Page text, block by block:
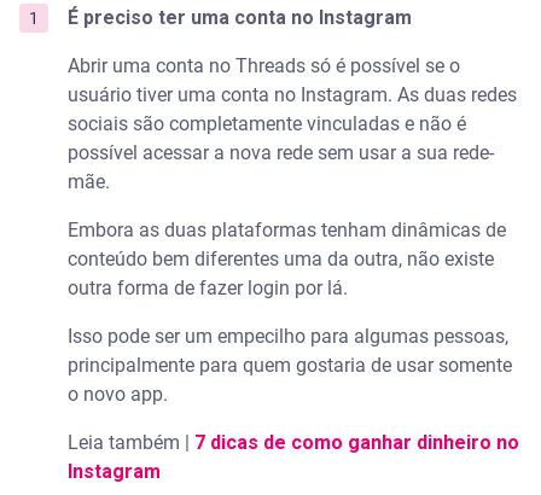
É preciso ter uma conta no Instagram
Abrir uma conta no Threads só é possível se o
usuário tiver uma conta no Instagram. As duas redes
sociais são completamente vinculadas e não é
possível acessar a nova rede sem usar a sua rede-
mãe.
Embora as duas plataformas tenham dinâmicas de
conteúdo bem diferentes uma da outra, não existe
outra forma de fazer login por lá.
Isso pode ser um empecilho para algumas pessoas,
principalmente para quem gostaria de usar somente
o novo app.
Leia também | 7 dicas de como ganhar dinheiro no
Instagram